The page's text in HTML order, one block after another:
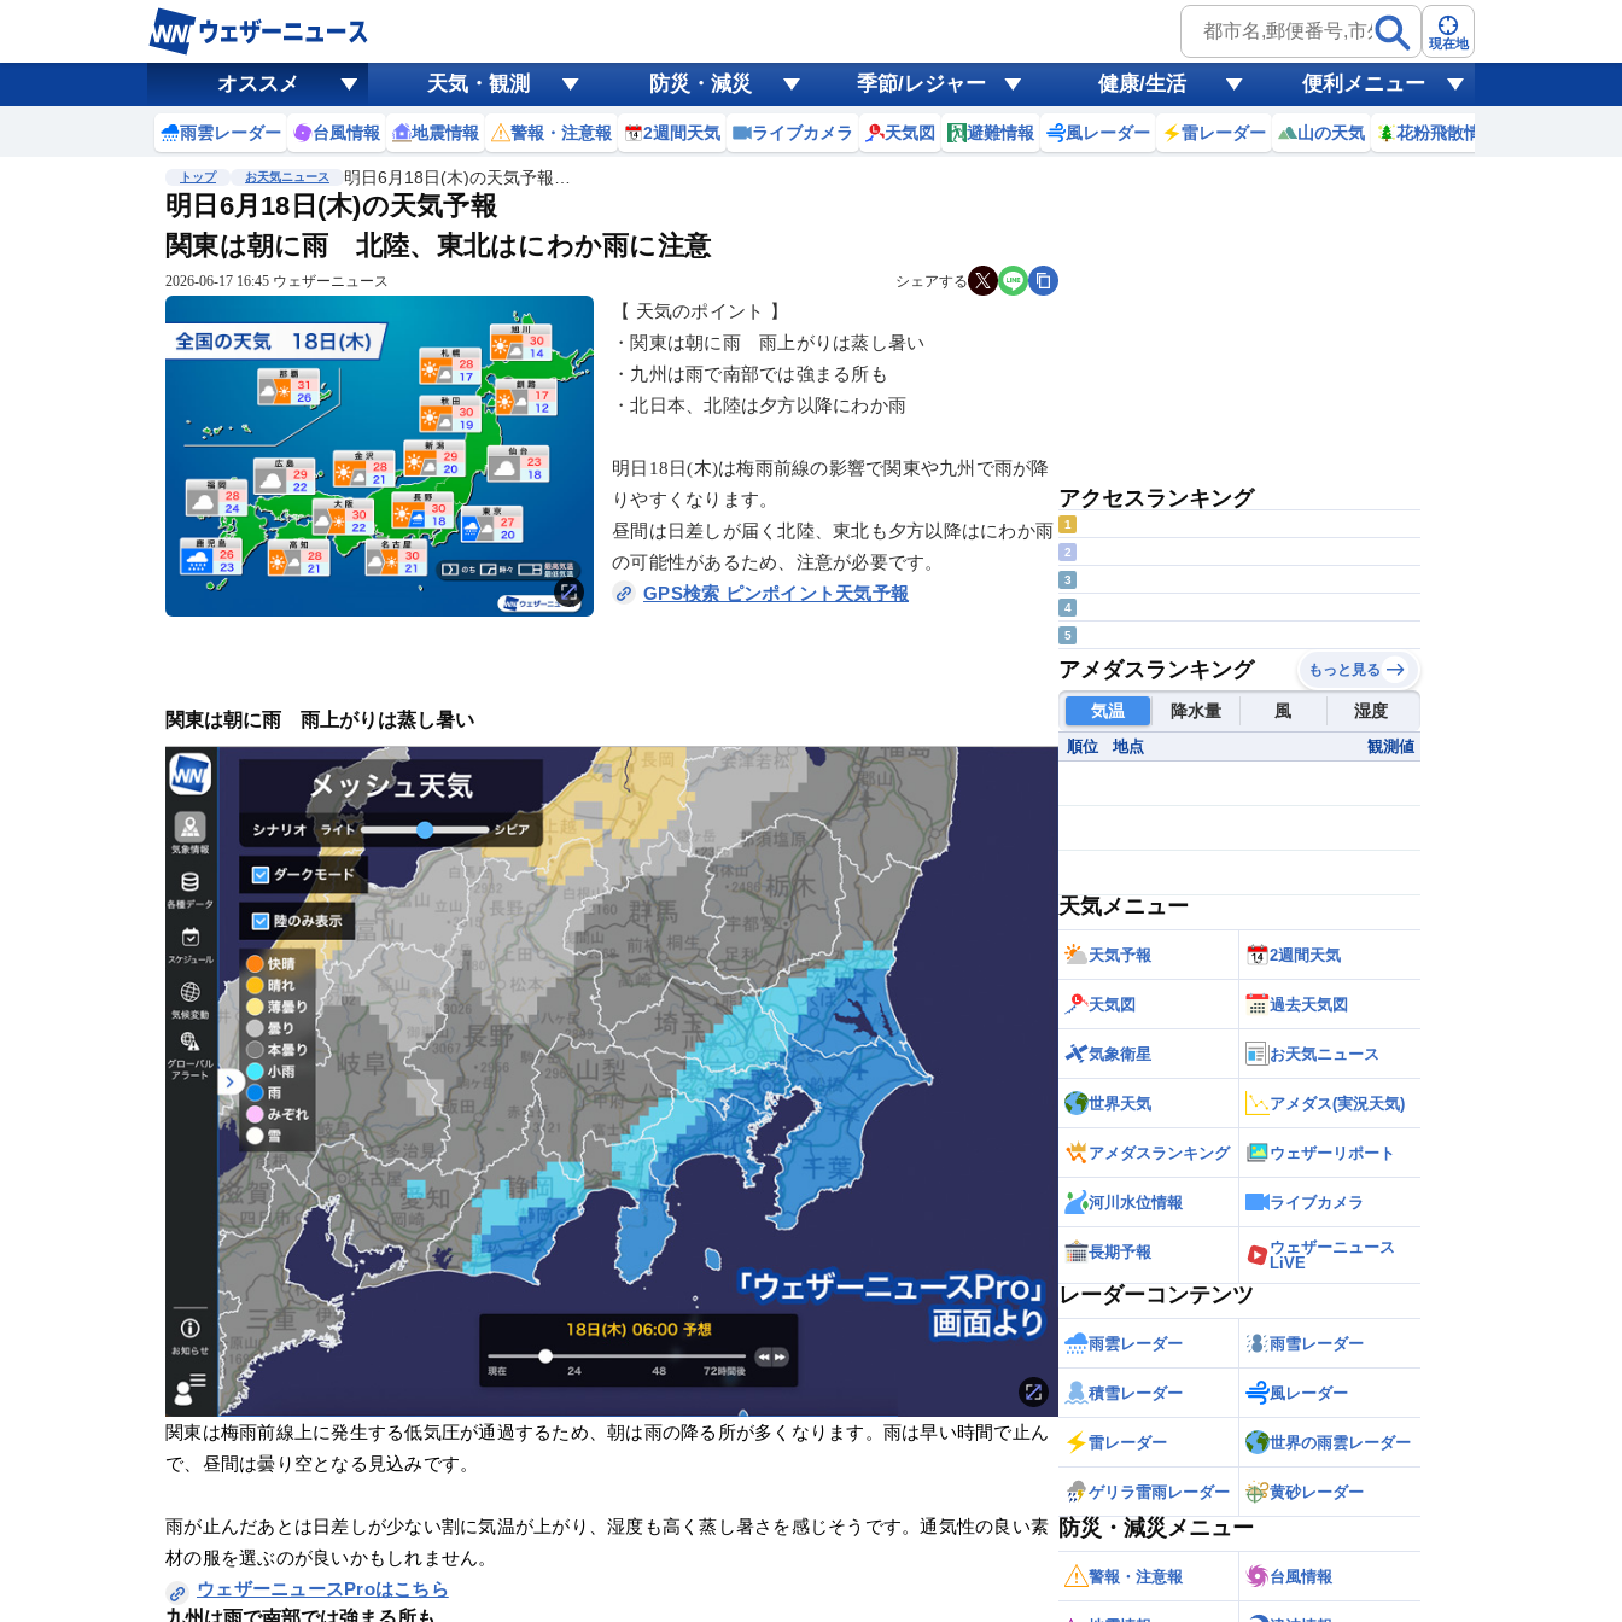
現在地
オススメ 天気・観測 防災・減災 季節/レジャー 健康/生活 便利メニュー
雨雲レーダー 台風情報 地震情報 警報・注意報 2週間天気 ライブカメラ 天気図 避難情報 風レーダー 雷レーダー 山の天気 花粉飛散情報
トップ お天気ニュース 明日6月18日(木)の天気予報…
明日6月18日(木)の天気予報
関東は朝に雨 北陸、東北はにわか雨に注意
2026-06-17 16:45 ウェザーニュース シェアする
【 天気のポイント 】
・関東は朝に雨 雨上がりは蒸し暑い
・九州は雨で南部では強まる所も
・北日本、北陸は夕方以降にわか雨
明日18日(木)は梅雨前線の影響で関東や九州で雨が降
りやすくなります。
昼間は日差しが届く北陸、東北も夕方以降はにわか雨
の可能性があるため、注意が必要です。
GPS検索 ピンポイント天気予報
関東は朝に雨　雨上がりは蒸し暑い
関東は梅雨前線上に発生する低気圧が通過するため、朝は雨の降る所が多くなります。雨は早い時間で止ん
で、昼間は曇り空となる見込みです。
雨が止んだあとは日差しが少ない割に気温が上がり、湿度も高く蒸し暑さを感じそうです。通気性の良い素
材の服を選ぶのが良いかもしれません。
ウェザーニュースProはこちら
アクセスランキング
1
2
3
4
5
アメダスランキング もっと見る
気温 降水量 風 湿度
順位 地点 観測値
天気メニュー
天気予報 2週間天気
天気図 過去天気図
気象衛星 お天気ニュース
世界天気 アメダス(実況天気)
アメダスランキング ウェザーリポート
河川水位情報 ライブカメラ
長期予報
ウェザーニュース
LiVE
レーダーコンテンツ
雨雲レーダー 雨雪レーダー
積雪レーダー 風レーダー
雷レーダー 世界の雨雲レーダー
ゲリラ雷雨レーダー 黄砂レーダー
防災・減災メニュー
警報・注意報 台風情報